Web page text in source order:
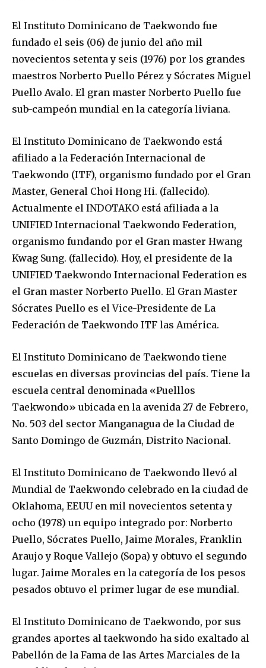
El Instituto Dominicano de Taekwondo fue
fundado el seis (06) de junio del año mil
novecientos setenta y seis (1976) por los grandes
maestros Norberto Puello Pérez y Sócrates Miguel
Puello Avalo. El gran master Norberto Puello fue
sub-campeón mundial en la categoría liviana.
El Instituto Dominicano de Taekwondo está
afiliado a la Federación Internacional de
Taekwondo (ITF), organismo fundado por el Gran
Master, General Choi Hong Hi. (fallecido).
Actualmente el INDOTAKO está afiliada a la
UNIFIED Internacional Taekwondo Federation,
organismo fundando por el Gran master Hwang
Kwag Sung. (fallecido). Hoy, el presidente de la
UNIFIED Taekwondo Internacional Federation es
el Gran master Norberto Puello. El Gran Master
Sócrates Puello es el Vice-Presidente de La
Federación de Taekwondo ITF las América.
El Instituto Dominicano de Taekwondo tiene
escuelas en diversas provincias del país. Tiene la
escuela central denominada «Puelllos
Taekwondo» ubicada en la avenida 27 de Febrero,
No. 503 del sector Manganagua de la Ciudad de
Santo Domingo de Guzmán, Distrito Nacional.
El Instituto Dominicano de Taekwondo llevó al
Mundial de Taekwondo celebrado en la ciudad de
Oklahoma, EEUU en mil novecientos setenta y
ocho (1978) un equipo integrado por: Norberto
Puello, Sócrates Puello, Jaime Morales, Franklin
Araujo y Roque Vallejo (Sopa) y obtuvo el segundo
lugar. Jaime Morales en la categoría de los pesos
pesados obtuvo el primer lugar de ese mundial.
El Instituto Dominicano de Taekwondo, por sus
grandes aportes al taekwondo ha sido exaltado al
Pabellón de la Fama de las Artes Marciales de la